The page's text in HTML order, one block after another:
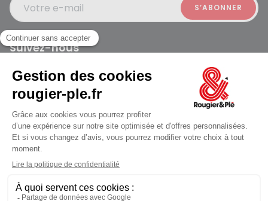
jusqu'au Samedi à 09:30
Votre e-mail
Suivez-nous
Rougier et Plé 2024 Copyright
Mentions légales
Conditions générales des ventes